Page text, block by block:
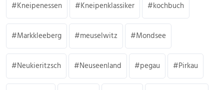
Kneipenessen Kneipenklassiker kochbuch
Markkleeberg meuselwitz Mondsee
Neukieritzsch Neuseenland pegau Pirkau